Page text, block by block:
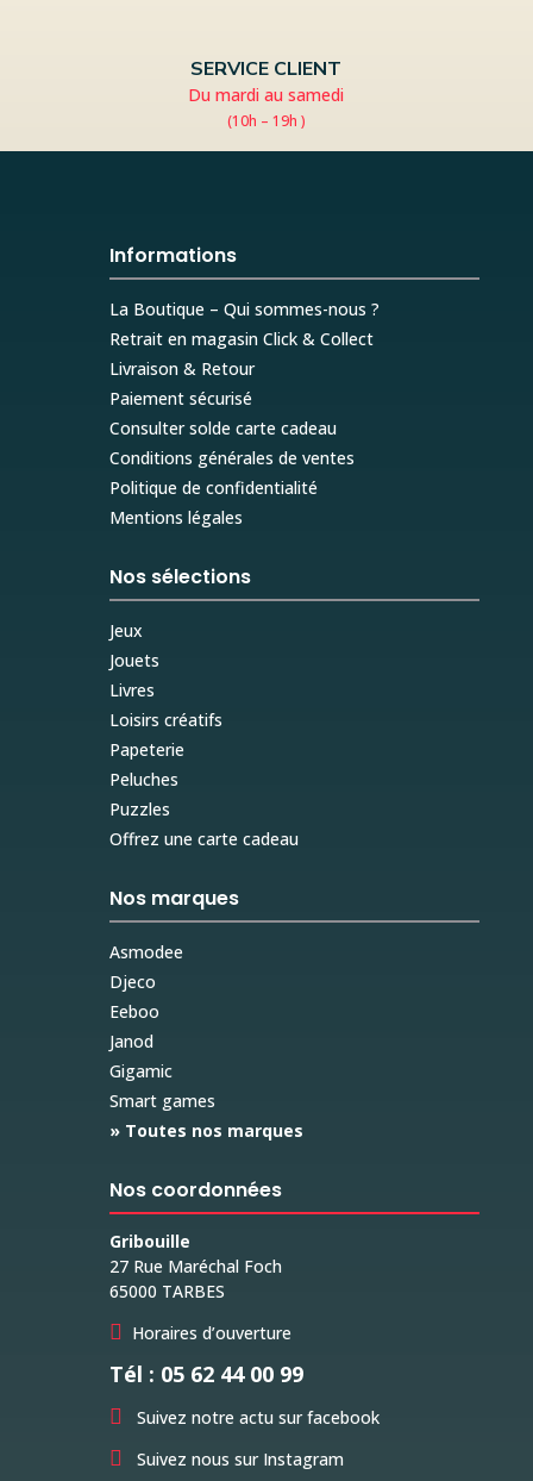
SERVICE CLIENT
Du mardi au samedi
(10h – 19h )
Informations
La Boutique – Qui sommes-nous ?
Retrait en magasin Click & Collect
Livraison & Retour
Paiement sécurisé
Consulter solde carte cadeau
Conditions générales de ventes
Politique de confidentialité
Mentions légales
Nos sélections
Jeux
Jouets
Livres
Loisirs créatifs
Papeterie
Peluches
Puzzles
Offrez une carte cadeau
Nos marques
Asmodee
Djeco
Eeboo
Janod
Gigamic
Smart games
» Toutes nos marques
Nos coordonnées
Gribouille
27 Rue Maréchal Foch
65000 TARBES
 Horaires d’ouverture
Tél : 05 62 44 00 99
 Suivez notre actu sur facebook
 Suivez nous sur Instagram